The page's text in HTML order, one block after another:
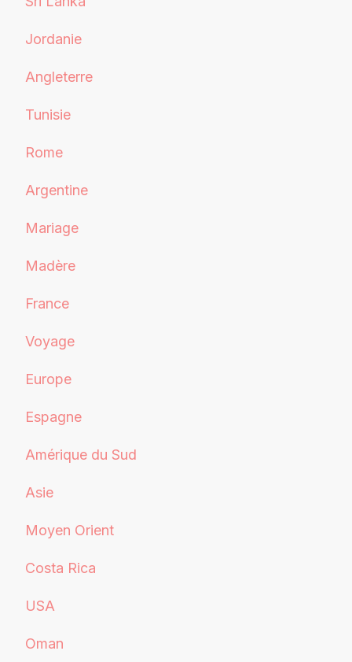
Jordanie
Angleterre
Tunisie
Rome
Argentine
Mariage
Madère
France
Voyage
Europe
Espagne
Amérique du Sud
Asie
Moyen Orient
Costa Rica
USA
Oman